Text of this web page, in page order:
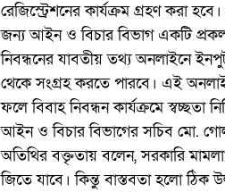
রেজিস্ট্রেশনের কার্যক্রম গ্রহণ করা
জন্য আইন ও বিচার বিভাগ একটি প্রকল্প
নিবন্ধনের যাবতীয় তথ্য অনলাইনে
থেকে সংগ্রহ করতে পারবে। এই
ফলে বিবাহ নিবন্ধন কার্যক্রমে স্বচ্ছতা
আইন ও বিচার বিভাগের সচিব মো.
অতিথির বক্তৃতায় বলেন, সরকারি
জিতে যাবে। কিন্তু বাস্তবতা হলো ঠিক